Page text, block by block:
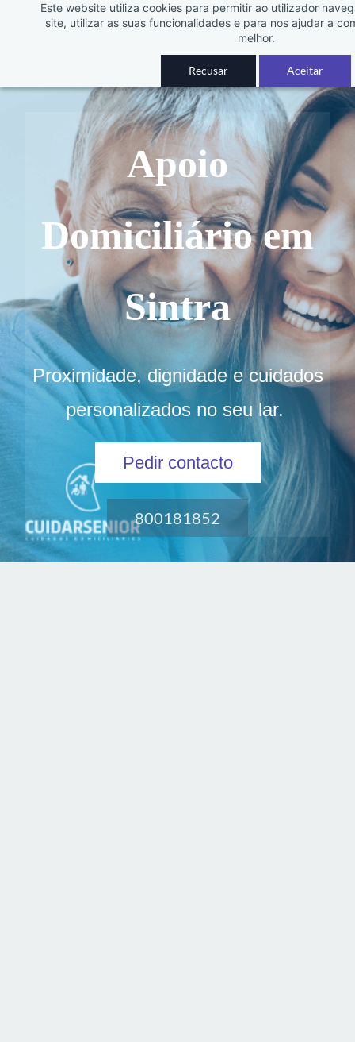
Este website utiliza cookies para permitir ao utilizador
site, utilizar as suas funcionalidades e para nos ajudar a
melhor.
Recusar Aceitar
CuidarSenior
Apoio
Domiciliário em
Sintra
Proximidade, dignidade e cuidados
personalizados no seu lar.
Pedir contacto
800181852